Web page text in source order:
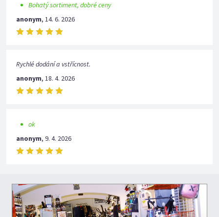
Bohatý sortiment, dobré ceny
anonym,14. 6. 2026
Rychlé dodání a vstřícnost.
anonym,18. 4. 2026
ok
anonym,9. 4. 2026